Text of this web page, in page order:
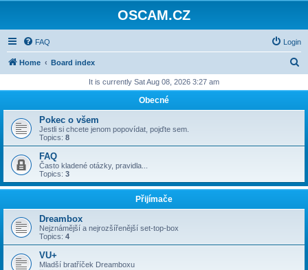
OSCAM.CZ
FAQ Login
Home Board index
r
h
It is currently Sat Aug 08, 2026 3:27 am
Obecné
Pokec o všem
Jestli si chcete jenom popovídat, pojďte sem.
Topics: 8
FAQ
Často kladené otázky, pravidla...
Topics: 3
Přijímače
Dreambox
Nejznámější a nejrozšířenější set-top-box
Topics: 4
VU+
Mladší bratříček Dreamboxu